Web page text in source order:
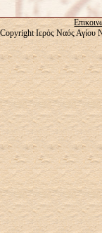
Copyright Ιερός Ναός Αγίου